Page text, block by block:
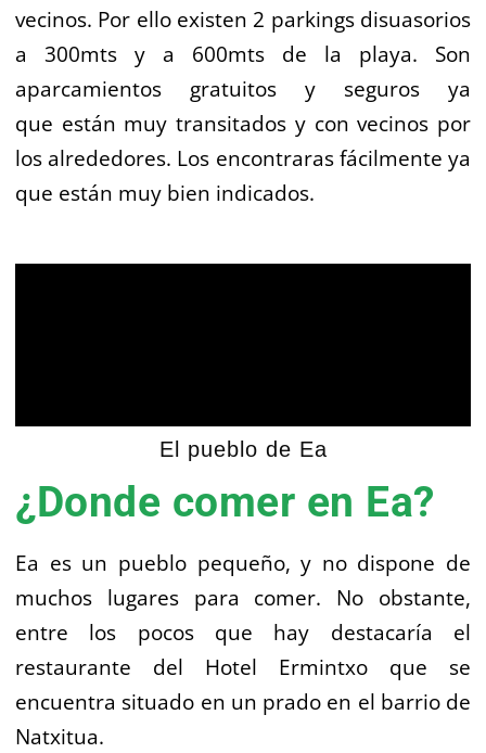
vecinos. Por ello existen 2 parkings disuasorios
a 300mts y a 600mts de la playa. Son
aparcamientos gratuitos y seguros ya
que están muy transitados y con vecinos por
los alrededores. Los encontraras fácilmente ya
que están muy bien indicados.
El pueblo de Ea
¿Donde comer en Ea?
Ea es un pueblo pequeño, y no dispone de
muchos lugares para comer. No obstante,
entre los pocos que hay destacaría el
restaurante del Hotel Ermintxo que se
encuentra situado en un prado en el barrio de
Natxitua.